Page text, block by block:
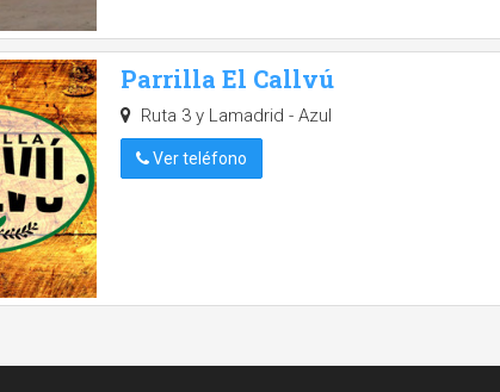
Parrilla El Callvú
Ruta 3 y Lamadrid - Azul
Ver teléfono